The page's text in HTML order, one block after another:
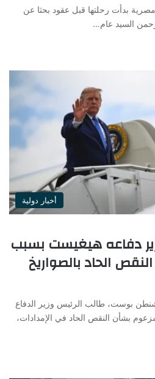
بدأت رحلتها قبل عقود بحثا عن
السيد عام…
أخبار دولية
دفاعه هيغيست بسبب
الحاد بالصواريخ
بوست، طالب الرئيس وزير الدفاع
بشأن النقص الحاد في الإمدادات،